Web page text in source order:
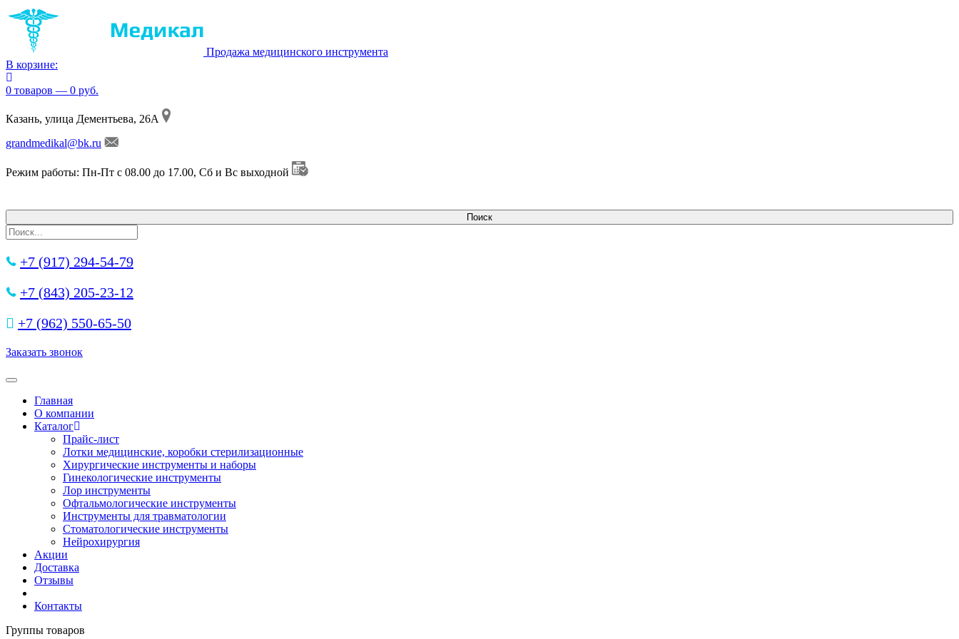
Продажа медицинского инструмента
В корзине:
0 товаров — 0 руб.
Казань, улица Дементьева, 26А
grandmedikal@bk.ru
Режим работы: Пн-Пт с 08.00 до 17.00, Сб и Вс выходной
+7 (917) 294-54-79
+7 (843) 205-23-12
+7 (962) 550‑65‑50‬
Заказать звонок
Toggle navigation
Главная
О компании
Каталог
Прайс-лист
Лотки медицинские, коробки стерилизационные
Хирургические инструменты и наборы
Гинекологические инструменты
Лор инструменты
Офтальмологические инструменты
Инструменты для травматологии
Стоматологические инструменты
Нейрохирургия
Акции
Доставка
Отзывы
Контакты
Группы товаров